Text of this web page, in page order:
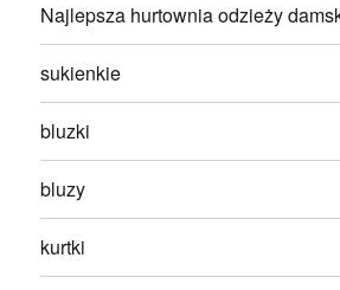
Najlepsza hurtownia odzieży
sukienkie
bluzki
bluzy
kurtki